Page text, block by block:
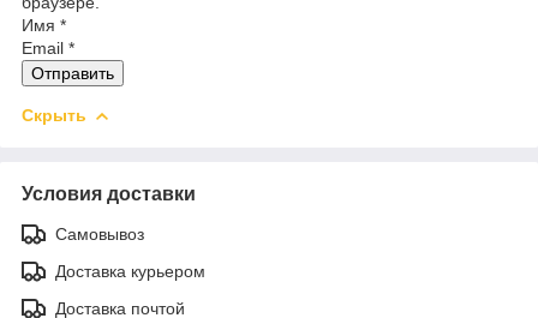
Имя *
Email *
Отправить
Скрыть
Условия доставки
Самовывоз
Доставка курьером
Доставка почтой